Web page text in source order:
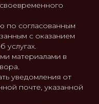
по согласованным
с оказанием
услугах.
материалами в
уведомления от
почте, указанной